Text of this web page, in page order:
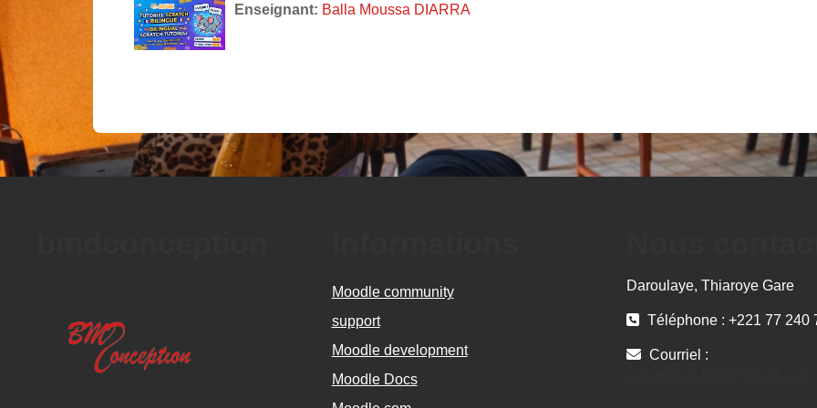
Enseignant: Balla Moussa DIARRA
Moodle community
support
Moodle development
Moodle Docs
Daroulaye, Thiaroye Gare
Téléphone : +221 77 240
Courriel :